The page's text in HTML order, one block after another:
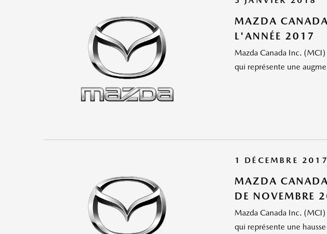
MAZDA CANADA
L'ANNÉE 2017
Mazda Canada Inc.
qui représente une
1 DÉCEMBRE 2017
MAZDA
DE NOVEMBRE
Mazda Canada Inc.
qui représente une